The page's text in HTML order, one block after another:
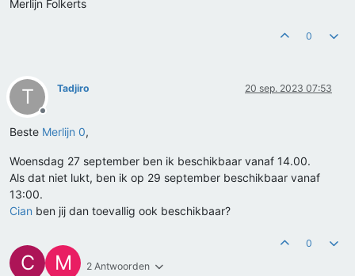
Merlijn Folkerts
0
T
Offline
Tadjiro 20 sep. 2023 07:53
Beste Merlijn 0,
Woensdag 27 september ben ik beschikbaar vanaf 14.00.
Als dat niet lukt, ben ik op 29 september beschikbaar vanaf
13:00.
Cian ben jij dan toevallig ook beschikbaar?
C M 2 Antwoorden
0